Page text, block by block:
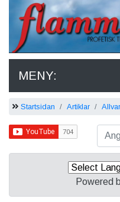
MENY:
Startsidan Artiklar
Powered